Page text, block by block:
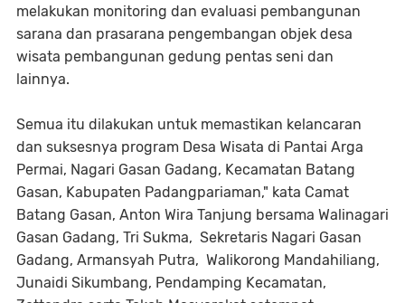
melakukan monitoring dan evaluasi pembangunan
sarana dan prasarana pengembangan objek desa
wisata pembangunan gedung pentas seni dan
lainnya.
Semua itu dilakukan untuk memastikan kelancaran
dan suksesnya program Desa Wisata di Pantai Arga
Permai, Nagari Gasan Gadang, Kecamatan Batang
Gasan, Kabupaten Padangpariaman," kata Camat
Batang Gasan, Anton Wira Tanjung bersama Walinagari
Gasan Gadang, Tri Sukma, Sekretaris Nagari Gasan
Gadang, Armansyah Putra, Walikorong Mandahiliang,
Junaidi Sikumbang, Pendamping Kecamatan,